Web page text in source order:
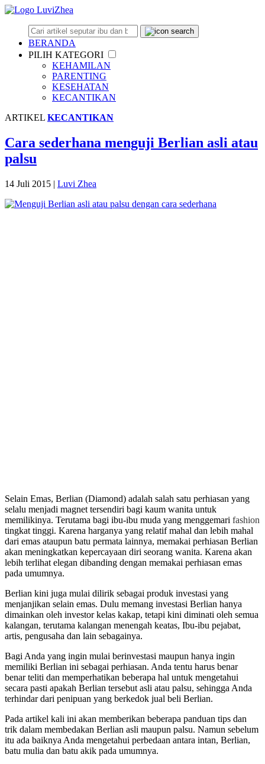
BERANDA
PILIH KATEGORI
KEHAMILAN
PARENTING
KESEHATAN
KECANTIKAN
ARTIKEL KECANTIKAN
Cara sederhana menguji Berlian asli atau
palsu
14 Juli 2015 | Luvi Zhea
Selain Emas, Berlian (Diamond) adalah salah satu perhiasan yang
selalu menjadi magnet tersendiri bagi kaum wanita untuk
memilikinya. Terutama bagi ibu-ibu muda yang menggemari fashion
tingkat tinggi. Karena harganya yang relatif mahal dan lebih mahal
dari emas ataupun batu permata lainnya, memakai perhiasan Berlian
akan meningkatkan kepercayaan diri seorang wanita. Karena akan
lebih terlihat elegan dibanding dengan memakai perhiasan emas
pada umumnya.
Berlian kini juga mulai dilirik sebagai produk investasi yang
menjanjikan selain emas. Dulu memang investasi Berlian hanya
dimainkan oleh investor kelas kakap, tetapi kini diminati oleh semua
kalangan, terutama kalangan menengah keatas, Ibu-ibu pejabat,
artis, pengusaha dan lain sebagainya.
Bagi Anda yang ingin mulai berinvestasi maupun hanya ingin
memiliki Berlian ini sebagai perhiasan. Anda tentu harus benar
benar teliti dan memperhatikan beberapa hal untuk mengetahui
secara pasti apakah Berlian tersebut asli atau palsu, sehingga Anda
terhindar dari penipuan yang berkedok jual beli Berlian.
Pada artikel kali ini akan memberikan beberapa panduan tips dan
trik dalam membedakan Berlian asli maupun palsu. Namun sebelum
itu ada baiknya Anda mengetahui perbedaan antara intan, Berlian,
batu mulia dan batu akik pada umumnya.